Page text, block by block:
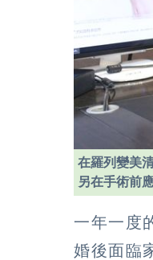
在羅列變美
另在手術前
一年一度
婚後面臨